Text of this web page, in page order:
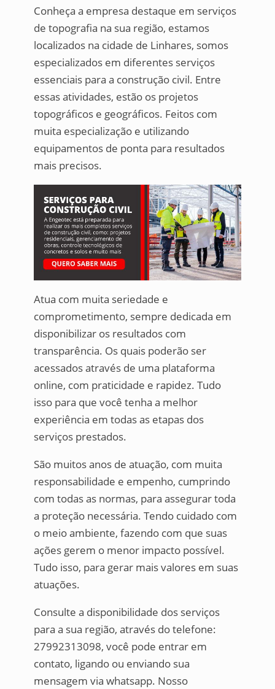
Conheça a empresa destaque em serviços
de topografia na sua região, estamos
localizados na cidade de Linhares, somos
especializados em diferentes serviços
essenciais para a construção civil. Entre
essas atividades, estão os projetos
topográficos e geográficos. Feitos com
muita especialização e utilizando
equipamentos de ponta para resultados
mais precisos.
Atua com muita seriedade e
comprometimento, sempre dedicada em
disponibilizar os resultados com
transparência. Os quais poderão ser
acessados através de uma plataforma
online, com praticidade e rapidez. Tudo
isso para que você tenha a melhor
experiência em todas as etapas dos
serviços prestados.
São muitos anos de atuação, com muita
responsabilidade e empenho, cumprindo
com todas as normas, para assegurar toda
a proteção necessária. Tendo cuidado com
o meio ambiente, fazendo com que suas
ações gerem o menor impacto possível.
Tudo isso, para gerar mais valores em suas
atuações.
Consulte a disponibilidade dos serviços
para a sua região, através do telefone:
27992313098, você pode entrar em
contato, ligando ou enviando sua
mensagem via whatsapp. Nosso